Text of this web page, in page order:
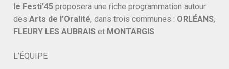
le Festi’45 proposera une riche programmation autour
des Arts de l’Oralité, dans trois communes : ORLÉANS,
FLEURY LES AUBRAIS et MONTARGIS.
L’ÉQUIPE